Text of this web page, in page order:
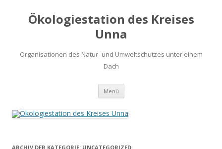
Ökologiestation des Kreises
Unna
Organisationen des Natur- und Umweltschutzes unter einem
Dach
Menü Zum
springen
ARCHIV DER KATEGORIE: UNCATEGORIZED